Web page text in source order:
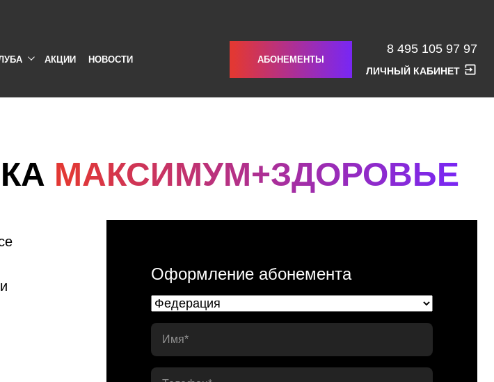
АКЦИИ НОВОСТИ АБОНЕМЕНТЫ
8 495 105 97 97
ЛИЧНЫЙ КАБИНЕТ
МАКСИМУМ+ЗДОРОВЬЕ
Оформление абонемента
Имя*